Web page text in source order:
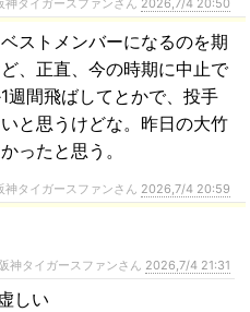
タイガースファンさん 2026,7/4 20:50
ストメンバーになるのを期
、正直、今の時期に中止で
週間飛ばしてとかで、投手
と思うけどな。昨日の大竹
ったと思う。
タイガースファンさん 2026,7/4 20:59
神タイガースファンさん 2026,7/4 21:31
しい